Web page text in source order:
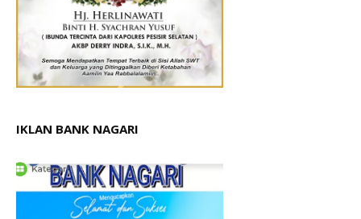
IKLAN BANK NAGARI